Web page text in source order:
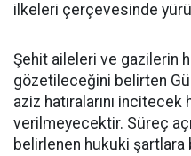
ilkeleri çerçevesinde
Şehit aileleri ve gazilerin
gözetileceğini belirten
aziz hatıralarını
verilmeyecektir. Süreç
belirlenen hukuki şartlara